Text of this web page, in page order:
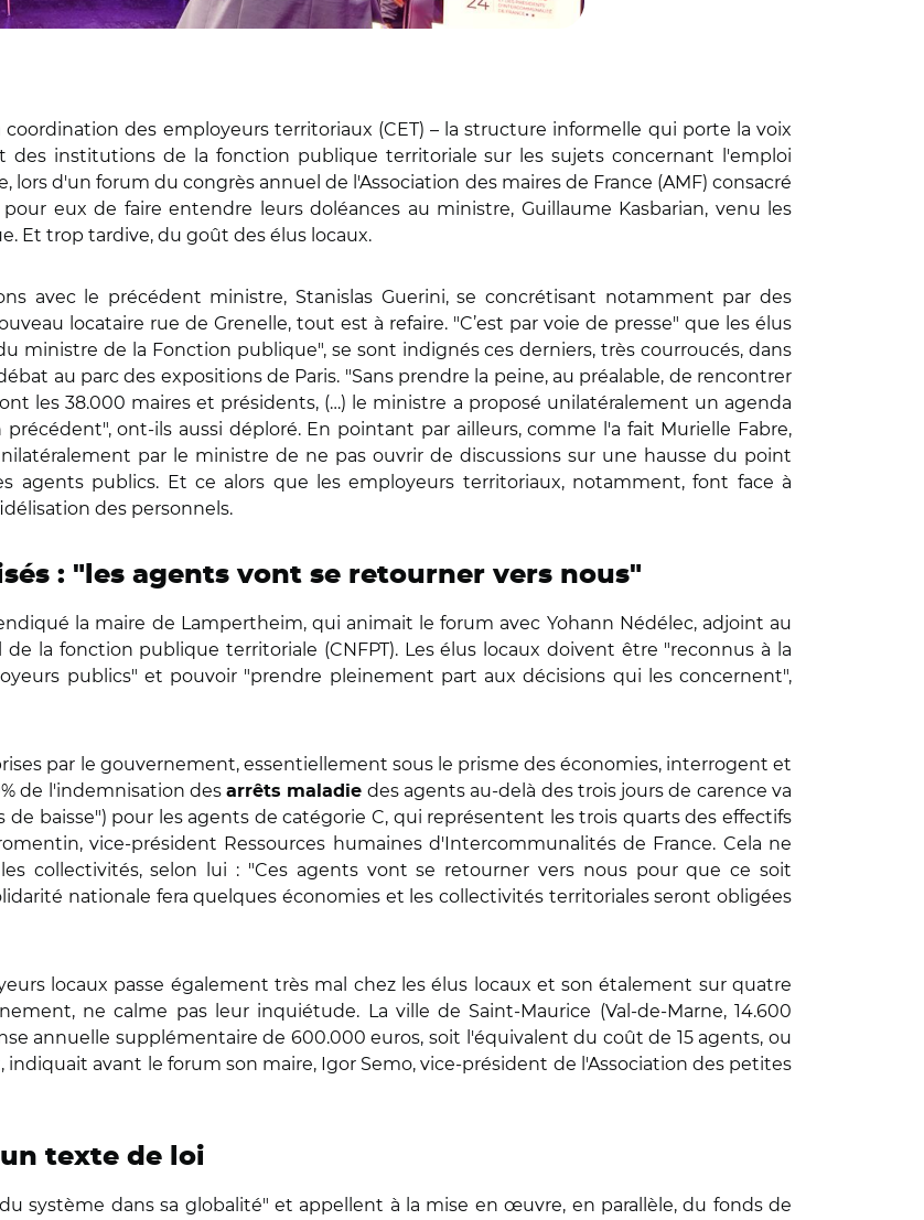
des employeurs territoriaux (CET) – la structure informelle qui porte la voix
des institutions de la fonction publique territoriale sur les sujets concernant l'emploi
d'un forum du congrès annuel de l'Association des maires de France (AMF) consacré
eux de faire entendre leurs doléances au ministre, Guillaume Kasbarian, venu les
Et trop tardive, du goût des élus locaux.
avec le précédent ministre, Stanislas Guerini, se concrétisant notamment par des
locataire rue de Grenelle, tout est à refaire. "C’est par voie de presse" que les élus
ministre de la Fonction publique", se sont indignés ces derniers, très courroucés, dans
au parc des expositions de Paris. "Sans prendre la peine, au préalable, de rencontrer
les 38.000 maires et présidents, (…) le ministre a proposé unilatéralement un agenda
ont-ils aussi déploré. En pointant par ailleurs, comme l'a fait Murielle Fabre,
par le ministre de ne pas ouvrir de discussions sur une hausse du point
agents publics. Et ce alors que les employeurs territoriaux, notamment, font face à
des personnels.
: "les agents vont se retourner vers nous"
la maire de Lampertheim, qui animait le forum avec Yohann Nédélec, adjoint au
la fonction publique territoriale (CNFPT). Les élus locaux doivent être "reconnus à la
publics" et pouvoir "prendre pleinement part aux décisions qui les concernent",
par le gouvernement, essentiellement sous le prisme des économies, interrogent et
de l'indemnisation desarrêts maladie des agents au-delà des trois jours de carence va
de baisse") pour les agents de catégorie C, qui représentent les trois quarts des effectifs
vice-président Ressources humaines d'Intercommunalités de France. Cela ne
collectivités, selon lui : "Ces agents vont se retourner vers nous pour que ce soit
nationale fera quelques économies et les collectivités territoriales seront obligées
locaux passe également très mal chez les élus locaux et son étalement sur quatre
ne calme pas leur inquiétude. La ville de Saint-Maurice (Val-de-Marne, 14.600
annuelle supplémentaire de 600.000 euros, soit l'équivalent du coût de 15 agents, ou
avant le forum son maire, Igor Semo, vice-président de l'Association des petites
un texte de loi
système dans sa globalité" et appellent à la mise en œuvre, en parallèle, du fonds de